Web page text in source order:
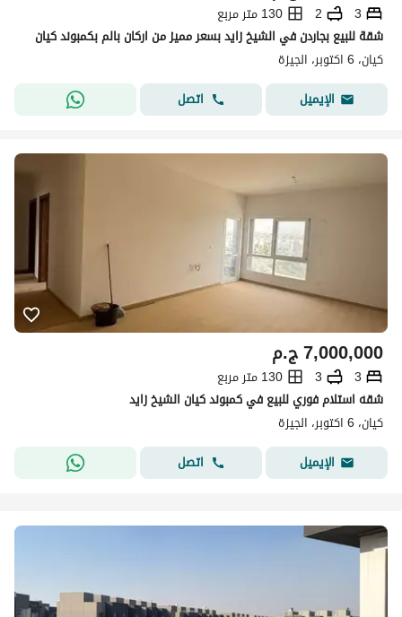
3
2
130 متر مربع
شقة للبيع بجاردن في الشيخ زايد بسعر مميز من اركان بالم بكمبوند كيان
كيان، 6 اكتوبر، الجيزة
الإيميل
اتصل
ج.م7,000,000
3
3
130 متر مربع
شقه استلام فوري للبيع في كمبوند كيان الشيخ زايد
كيان، 6 اكتوبر، الجيزة
الإيميل
اتصل